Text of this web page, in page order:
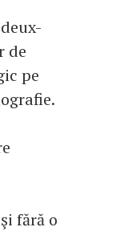
de
pe
fără o